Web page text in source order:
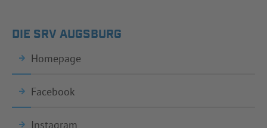
DIE SRV AUGSBURG
Homepage
Facebook
Instagram